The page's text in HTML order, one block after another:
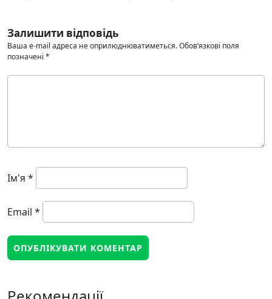
Залишити відповідь
Ваша e-mail адреса не оприлюднюватиметься.Обов’язкові поля
позначені *
Ім'я *
Email *